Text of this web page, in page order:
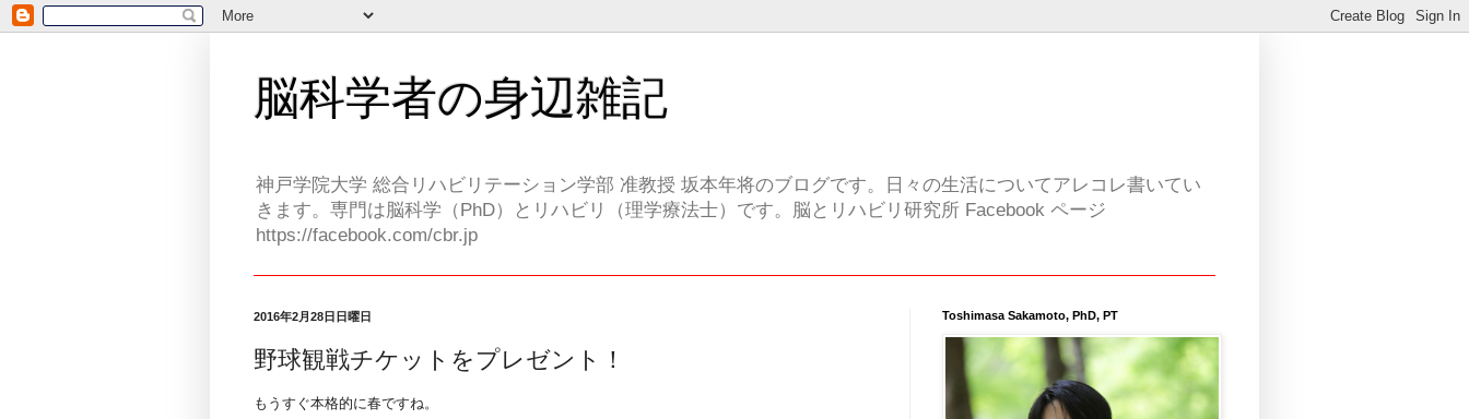
脳科学者の身辺雑記
神戸学院大学 総合リハビリテーション学部 准教授 坂本年将のブログです。日々の生活についてアレコレ書いてい
きます。専門は脳科学（PhD）とリハビリ（理学療法士）です。脳とリハビリ研究所 Facebook ページ
https://facebook.com/cbr.jp
2016年2月28日日曜日
野球観戦チケットをプレゼント！
もうすぐ本格的に春ですね。
Toshimasa Sakamoto, PhD, PT